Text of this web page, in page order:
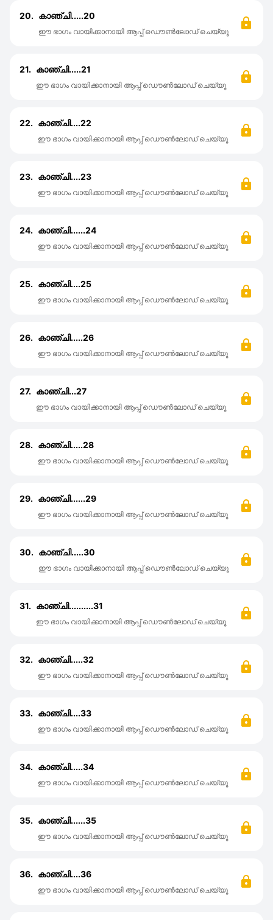
20. കാഞ്ചി.....20
ഈ ഭാഗം വായിക്കാനായി ആപ്പ് ഡൌൺലോഡ് ചെയ്യൂ
21. കാഞ്ചി.....21
ഈ ഭാഗം വായിക്കാനായി ആപ്പ് ഡൌൺലോഡ് ചെയ്യൂ
22. കാഞ്ചി....22
ഈ ഭാഗം വായിക്കാനായി ആപ്പ് ഡൌൺലോഡ് ചെയ്യൂ
23. കാഞ്ചി....23
ഈ ഭാഗം വായിക്കാനായി ആപ്പ് ഡൌൺലോഡ് ചെയ്യൂ
24. കാഞ്ചി......24
ഈ ഭാഗം വായിക്കാനായി ആപ്പ് ഡൌൺലോഡ് ചെയ്യൂ
25. കാഞ്ചി....25
ഈ ഭാഗം വായിക്കാനായി ആപ്പ് ഡൌൺലോഡ് ചെയ്യൂ
26. കാഞ്ചി.....26
ഈ ഭാഗം വായിക്കാനായി ആപ്പ് ഡൌൺലോഡ് ചെയ്യൂ
27. കാഞ്ചി...27
ഈ ഭാഗം വായിക്കാനായി ആപ്പ് ഡൌൺലോഡ് ചെയ്യൂ
28. കാഞ്ചി.....28
ഈ ഭാഗം വായിക്കാനായി ആപ്പ് ഡൌൺലോഡ് ചെയ്യൂ
29. കാഞ്ചി......29
ഈ ഭാഗം വായിക്കാനായി ആപ്പ് ഡൌൺലോഡ് ചെയ്യൂ
30. കാഞ്ചി.....30
ഈ ഭാഗം വായിക്കാനായി ആപ്പ് ഡൌൺലോഡ് ചെയ്യൂ
31. കാഞ്ചി..........31
ഈ ഭാഗം വായിക്കാനായി ആപ്പ് ഡൌൺലോഡ് ചെയ്യൂ
32. കാഞ്ചി.....32
ഈ ഭാഗം വായിക്കാനായി ആപ്പ് ഡൌൺലോഡ് ചെയ്യൂ
33. കാഞ്ചി....33
ഈ ഭാഗം വായിക്കാനായി ആപ്പ് ഡൌൺലോഡ് ചെയ്യൂ
34. കാഞ്ചി.....34
ഈ ഭാഗം വായിക്കാനായി ആപ്പ് ഡൌൺലോഡ് ചെയ്യൂ
35. കാഞ്ചി......35
ഈ ഭാഗം വായിക്കാനായി ആപ്പ് ഡൌൺലോഡ് ചെയ്യൂ
36. കാഞ്ചി....36
ഈ ഭാഗം വായിക്കാനായി ആപ്പ് ഡൌൺലോഡ് ചെയ്യൂ